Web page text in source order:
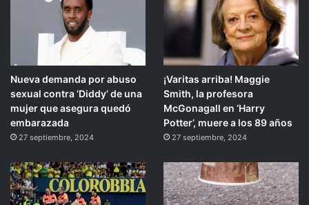
Nueva demanda por abuso
sexual contra ‘Diddy’ de una
mujer que asegura quedó
embarazada
27 septiembre, 2024
¡Varitas arriba! Maggie
Smith, la profesora
McGonagall en ‘Harry
Potter’, muere a los 89 años
27 septiembre, 2024